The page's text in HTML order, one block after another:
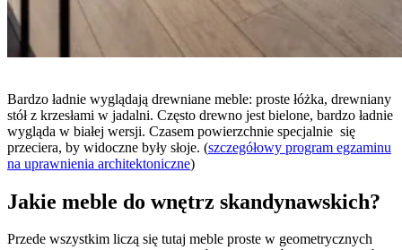
Bardzo ładnie wyglądają drewniane meble: proste łóżka, drewniany
stół z krzesłami w jadalni. Często drewno jest bielone, bardzo ładnie
wygląda w białej wersji. Czasem powierzchnie specjalnie się
przeciera, by widoczne były słoje. (szczegółowy program egzaminu
na uprawnienia architektoniczne)
Jakie meble do wnętrz skandynawskich?
Przede wszystkim liczą się tutaj meble proste w geometrycznych